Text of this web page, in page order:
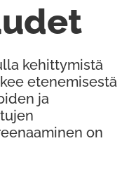
kehittymistä
etenemisestä
ja
on